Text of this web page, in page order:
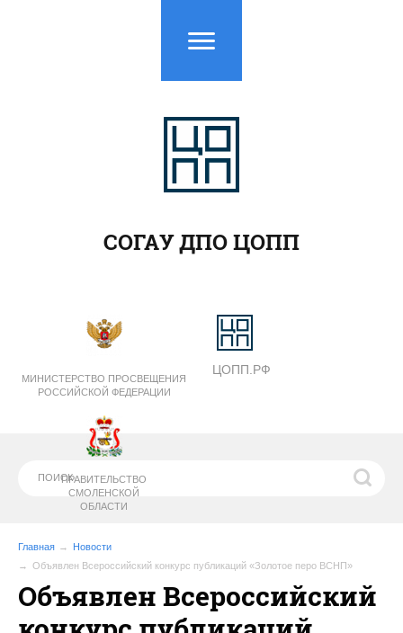
МИНИСТЕРСТВО ПРОСВЕЩЕНИЯ
РОССИЙСКОЙ ФЕДЕРАЦИИ
ПРАВИТЕЛЬСТВО
СМОЛЕНСКОЙ
ОБЛАСТИ
МИНИСТЕРСТВООБРАЗОВАНИЯ И
НАУКИ СМОЛЕНСКОЙ ОБЛАСТИ
ЦОПП.РФ
СОГАУ ДПО ЦОПП
Главная
Новости
Объявлен Всероссийский конкурс публикаций «Золотое перо ВСНП»
Объявлен Всероссийский